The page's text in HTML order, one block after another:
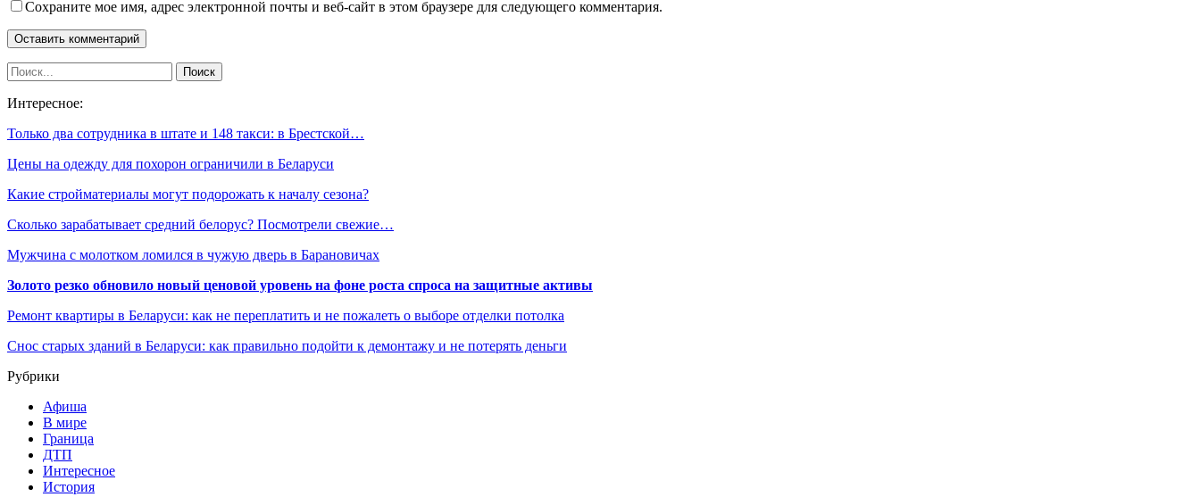
Сохраните мое имя, адрес электронной почты и веб-сайт в этом браузере для следующего комментария.
Интересное:
Только два сотрудника в штате и 148 такси: в Брестской…
Цены на одежду для похорон ограничили в Беларуси
Какие стройматериалы могут подорожать к началу сезона?
Сколько зарабатывает средний белорус? Посмотрели свежие…
Мужчина с молотком ломился в чужую дверь в Барановичах
Золото резко обновило новый ценовой уровень на фоне роста спроса на защитные активы
Ремонт квартиры в Беларуси: как не переплатить и не пожалеть о выборе отделки потолка
Снос старых зданий в Беларуси: как правильно подойти к демонтажу и не потерять деньги
Рубрики
Афиша
В мире
Граница
ДТП
Интересное
История